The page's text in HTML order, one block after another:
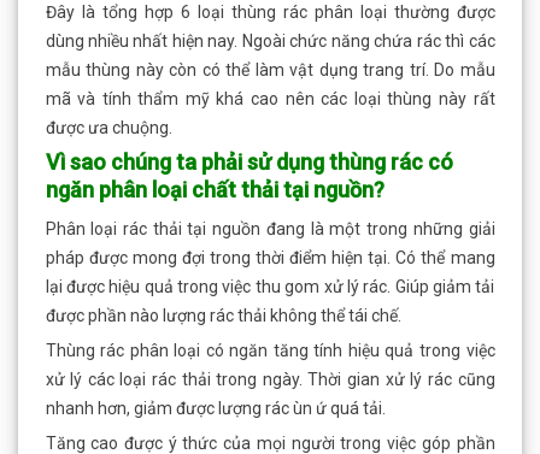
Đây là tổng hợp 6 loại thùng rác phân loại thường được
dùng nhiều nhất hiện nay. Ngoài chức năng chứa rác thì các
mẫu thùng này còn có thể làm vật dụng trang trí. Do mẫu
mã và tính thẩm mỹ khá cao nên các loại thùng này rất
được ưa chuộng.
Vì sao chúng ta phải sử dụng thùng rác có
ngăn phân loại chất thải tại nguồn?
Phân loại rác thải tại nguồn đang là một trong những giải
pháp được mong đợi trong thời điểm hiện tại. Có thể mang
lại được hiệu quả trong việc thu gom xử lý rác. Giúp giảm tải
được phần nào lượng rác thải không thể tái chế.
Thùng rác phân loại có ngăn tăng tính hiệu quả trong việc
xử lý các loại rác thải trong ngày. Thời gian xử lý rác cũng
nhanh hơn, giảm được lượng rác ùn ứ quá tải.
Tăng cao được ý thức của mọi người trong việc góp phần